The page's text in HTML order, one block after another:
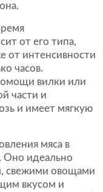
от его типа,
от интенсивности
часов.
вилки или
части и
и имеет мягкую
мяса в
Оно идеально
свежими овощами
вкусом и